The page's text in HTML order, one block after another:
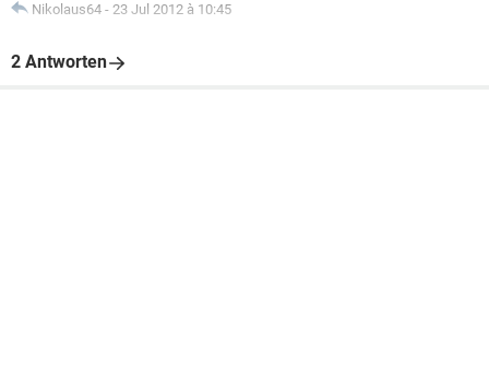
Nikolaus64 - 23 Jul 2012 à 10:45
2 Antworten